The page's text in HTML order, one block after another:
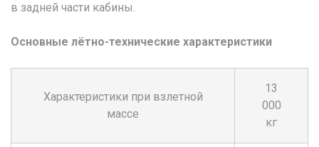
в задней части кабины.
Основные лётно-технические характеристики
Характеристики при взлетной
массе
13
000
кг